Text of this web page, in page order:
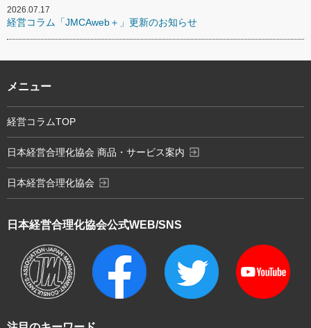
2026.07.17
経営コラム「JMCAweb＋」更新のお知らせ
日本経営合理化協会公式WEB/SNS
メニュー
経営コラムTOP
日本経営合理化協会 商品・サービス案内 exit_to_app
日本経営合理化協会 exit_to_app